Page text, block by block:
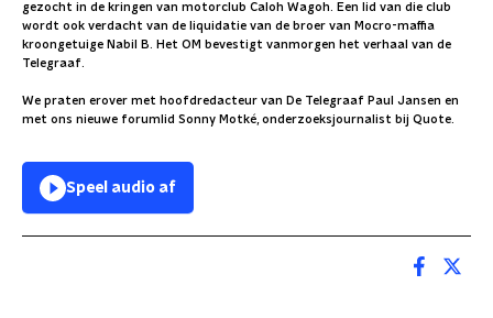
gezocht in de kringen van motorclub Caloh Wagoh. Een lid van die club
wordt ook verdacht van de liquidatie van de broer van Mocro-maffia
kroongetuige Nabil B. Het OM bevestigt vanmorgen het verhaal van de
Telegraaf.
We praten erover met hoofdredacteur van De Telegraaf Paul Jansen en
met ons nieuwe forumlid Sonny Motké, onderzoeksjournalist bij Quote.
Speel audio af